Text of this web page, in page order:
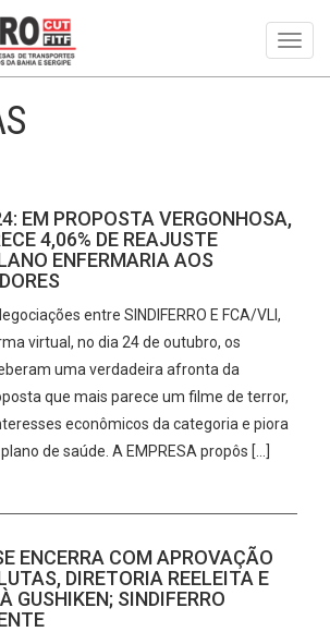
EM PROPOSTA VERGONHOSA,
4,06% DE REAJUSTE
ENFERMARIA AOS
entre SINDIFERRO E FCA/VLI,
virtual, no dia 24 de outubro, os
uma verdadeira afronta da
que mais parece um filme de terror,
econômicos da categoria e piora
de saúde. A EMPRESA propôs […]
ENCERRA COM APROVAÇÃO
DIRETORIA REELEITA E
GUSHIKEN; SINDIFERRO